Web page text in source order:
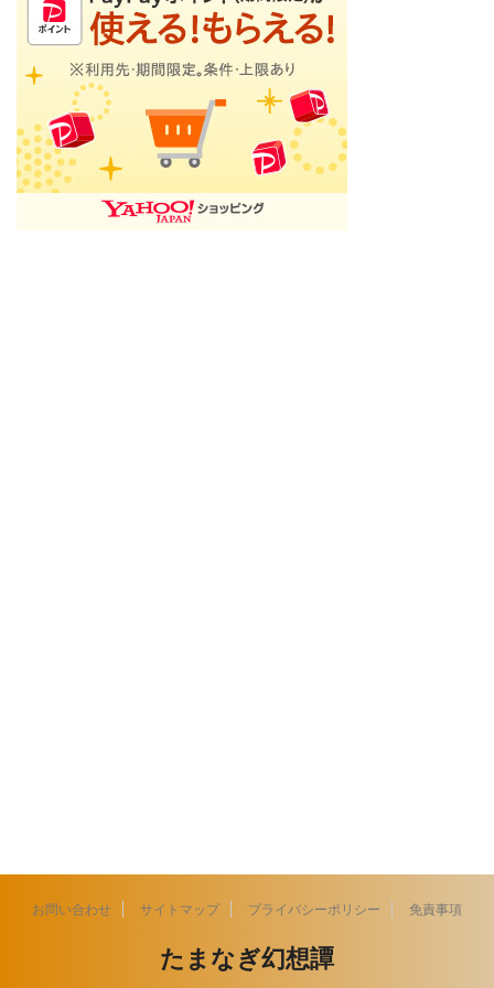
お問い合わせ サイトマップ プライバシーポリシー 免責事項
たまなぎ幻想譚